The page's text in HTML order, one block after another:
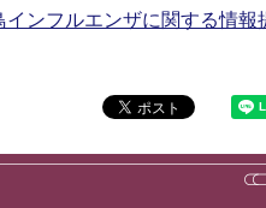
インフルエンザに関する情報